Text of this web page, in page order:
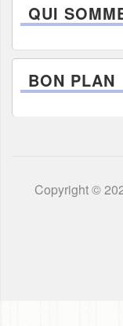
QUI
BON PLAN
Copyright ©